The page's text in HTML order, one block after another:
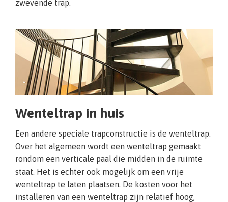
zwevende trap.
Wenteltrap in huis
Een andere speciale trapconstructie is de wenteltrap.
Over het algemeen wordt een wenteltrap gemaakt
rondom een verticale paal die midden in de ruimte
staat. Het is echter ook mogelijk om een vrije
wenteltrap te laten plaatsen. De kosten voor het
installeren van een wenteltrap zijn relatief hoog,